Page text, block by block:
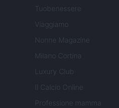
Tuobenessere
Viaggiamo
Nonne Magazine
Milano Cortina
Luxury Club
Il Calcio Online
Professione mamma